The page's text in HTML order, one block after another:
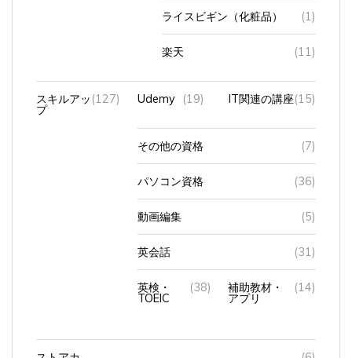
ライスビギン（化粧品） (1)
楽天 (11)
スキルアッ
プ
(127) Udemy (19) IT関連の講座 (15)
その他の資格 (7)
パソコン資格 (36)
動画編集 (5)
英会話 (31)
英検・
TOEIC
(38) 補助教材・
アプリ
(14)
(6)